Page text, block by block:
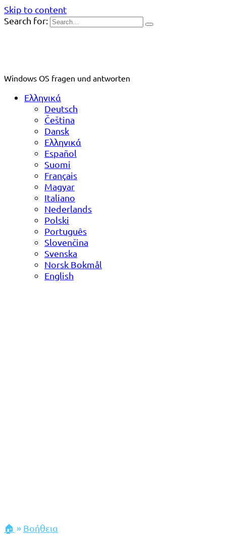
Skip to content
Search for:
Windows OS fragen und antworten
Ελληνικά
Deutsch
Čeština
Dansk
Ελληνικά
Español
Suomi
Français
Magyar
Italiano
Nederlands
Polski
Português
Slovenčina
Svenska
Norsk Bokmål
English
🏠 » Βοήθεια